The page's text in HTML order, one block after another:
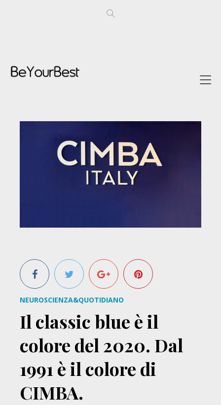
NEUROSCIENZA&QUOTIDIANO
Il classic blue è il
colore del 2020. Dal
1991 è il colore di
CIMBA.